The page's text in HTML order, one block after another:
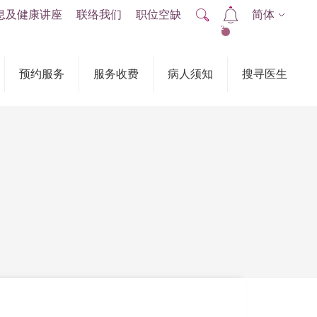
预约服务 服务收费 病人须知 搜寻医生
及健康讲座 联络我们 职位空缺
2
简体